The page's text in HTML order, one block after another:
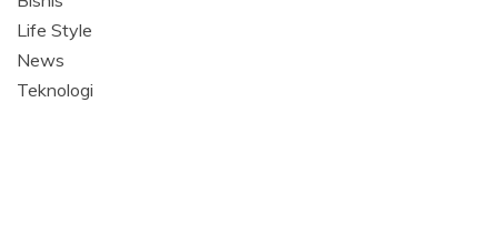
Life Style
News
Teknologi